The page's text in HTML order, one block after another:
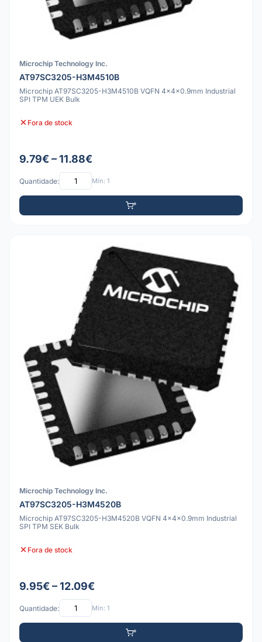
Microchip Technology Inc.
AT97SC3205-H3M4510B
Microchip AT97SC3205-H3M4510B VQFN 4x4x0.9mm Industrial
SPI TPM UEK Bulk
Fora de stock
9.79€ – 11.88€
Quantidade: Mín: 1
Microchip Technology Inc.
AT97SC3205-H3M4520B
Microchip AT97SC3205-H3M4520B VQFN 4x4x0.9mm Industrial
SPI TPM SEK Bulk
Fora de stock
9.95€ – 12.09€
Quantidade: Mín: 1